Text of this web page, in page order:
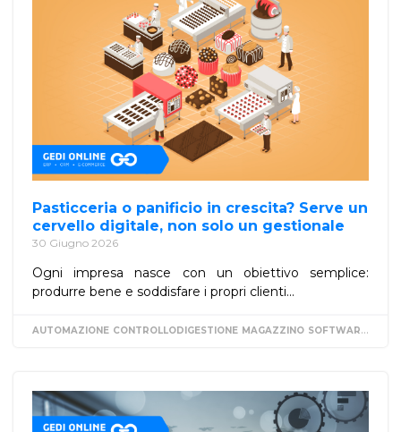
Pasticceria o panificio in crescita? Serve un
cervello digitale, non solo un gestionale
30 Giugno 2026
Ogni impresa nasce con un obiettivo semplice:
produrre bene e soddisfare i propri clienti...
AUTOMAZIONE CONTROLLODIGESTIONE MAGAZZINO SOFTWAREGESTIONALE